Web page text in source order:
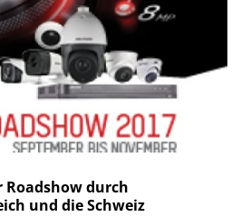
durch
und die Schweiz